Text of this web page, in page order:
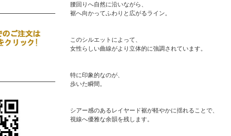
腰回りへ自然に沿いながら、
裾へ向かってふわりと広がるライン。
このシルエットによって、
女性らしい曲線がより立体的に強調されています。
特に印象的なのが、
歩いた瞬間。
シアー感のあるレイヤード裾が軽やかに揺れることで、
視線へ優雅な余韻を残します。